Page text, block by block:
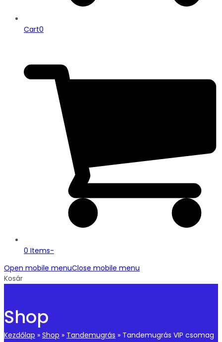
Cart0
0 Items-
Open mobile menuClose mobile menu
Kosár
Shop
Kezdőlap » Shop » Tandemugrás » Tandemugrás VIP csomag